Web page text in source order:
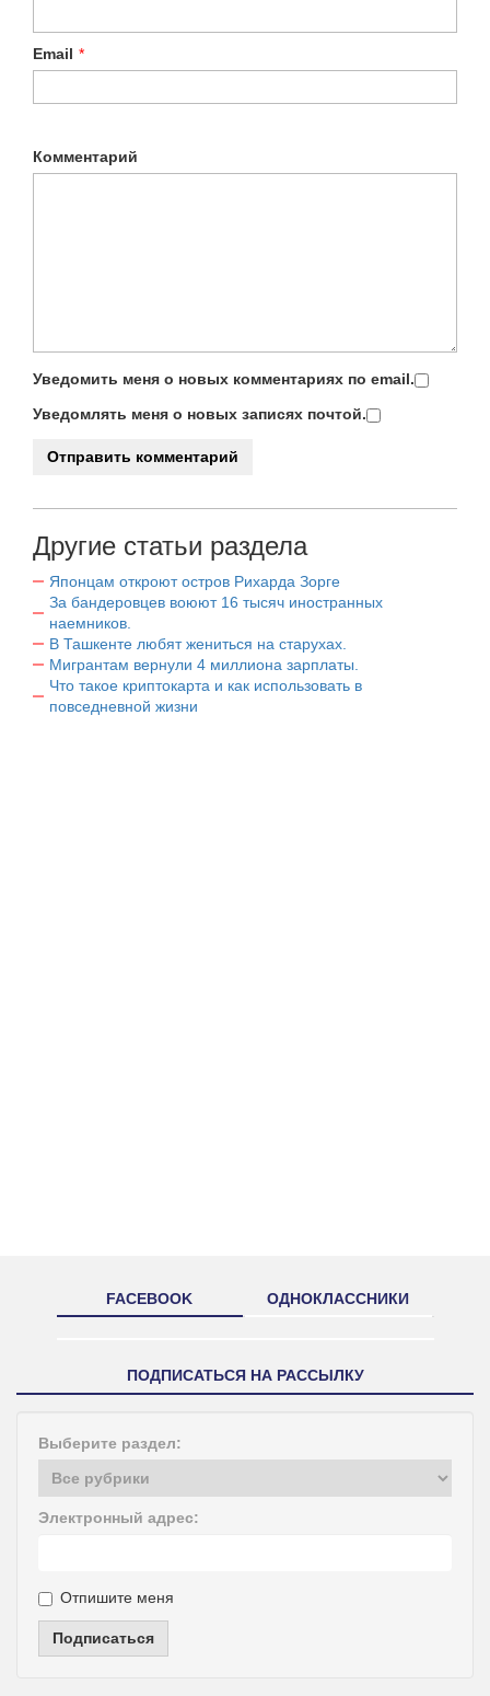
Email *
Комментарий
Уведомить меня о новых комментариях по email.
Уведомлять меня о новых записях почтой.
Другие статьи раздела
Японцам откроют остров Рихарда Зорге
За бандеровцев воюют 16 тысяч иностранных
наемников.
В Ташкенте любят жениться на старухах.
Мигрантам вернули 4 миллиона зарплаты.
Что такое криптокарта и как использовать в
повседневной жизни
FACEBOOK ОДНОКЛАССНИКИ
ПОДПИСАТЬСЯ НА РАССЫЛКУ
Выберите раздел:
Электронный адрес:
Отпишите меня
Подписаться